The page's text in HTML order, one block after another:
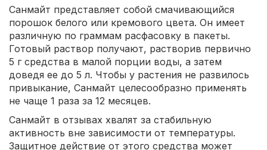
Санмайт представляет собой смачивающийся
порошок белого или кремового цвета. Он имеет
различную по граммам расфасовку в пакеты.
Готовый раствор получают, растворив первично
5 г средства в малой порции воды, а затем
доведя ее до 5 л. Чтобы у растения не развилось
привыкание, Санмайт целесообразно применять
не чаще 1 раза за 12 месяцев.
Санмайт в отзывах хвалят за стабильную
активность вне зависимости от температуры.
Защитное действие от этого средства может